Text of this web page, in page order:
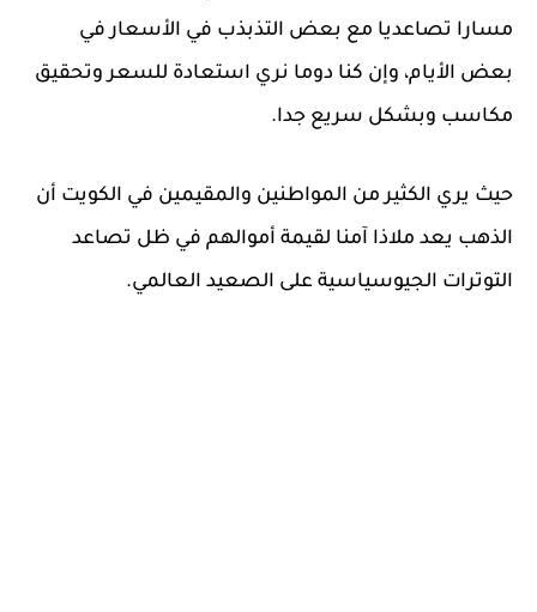
مسارا تصاعديا مع بعض التذبذب في الأسعار في
بعض الأيام، وإن كنا دوما نري استعادة للسعر وتحقيق
مكاسب وبشكل سريع جدا.
حيث يري الكثير من المواطنين والمقيمين في الكويت أن
الذهب يعد ملاذا آمنا لقيمة أموالهم في ظل تصاعد
التوترات الجيوسياسية على الصعيد العالمي.